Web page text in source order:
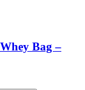
Bag –